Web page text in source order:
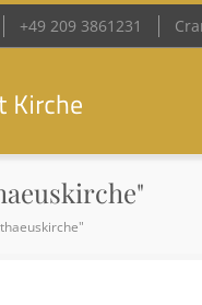
+49 209 3861231